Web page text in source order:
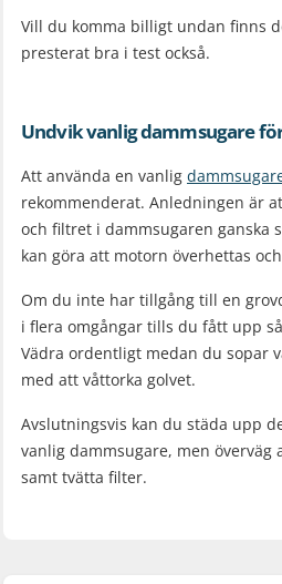
Vill du komma billigt undan finns
presterat bra i test också.
Undvik vanlig dammsugare
Att använda en vanlig
rekommenderat. Anledningen är
och filtret i dammsugaren ganska
kan göra att motorn överhettas
Om du inte har tillgång till en
i flera omgångar tills du fått upp
Vädra ordentligt medan du sopar
med att våttorka golvet.
Avslutningsvis kan du städa upp
vanlig dammsugare, men överväg
samt tvätta filter.